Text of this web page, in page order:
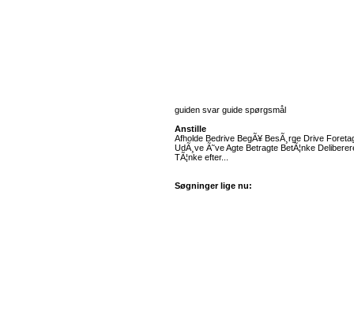
guiden svar guide spørgsmål
Anstille
Afholde Bedrive BegÃ¥ BesÃ¸rge Drive
UdÃ¸ve Ã˜ve Agte Betragte BetÃ¦nke
TÃ¦nke efter...
Søgninger lige nu: